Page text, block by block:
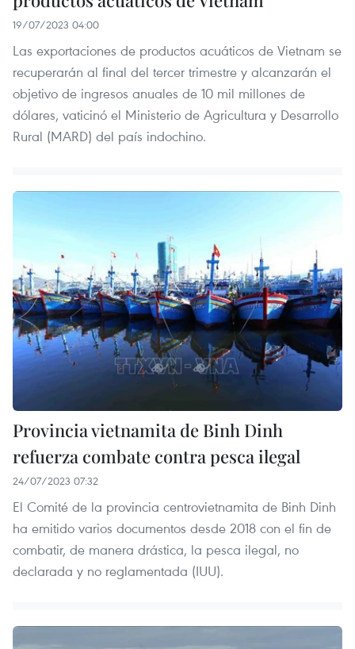
19/07/2023 04:00
Las exportaciones de productos acuáticos de Vietnam se
recuperarán al final del tercer trimestre y alcanzarán el
objetivo de ingresos anuales de 10 mil millones de
dólares, vaticinó el Ministerio de Agricultura y Desarrollo
Rural (MARD) del país indochino.
Provincia vietnamita de Binh Dinh
refuerza combate contra pesca ilegal
24/07/2023 07:32
El Comité de la provincia centrovietnamita de Binh Dinh
ha emitido varios documentos desde 2018 con el fin de
combatir, de manera drástica, la pesca ilegal, no
declarada y no reglamentada (IUU).